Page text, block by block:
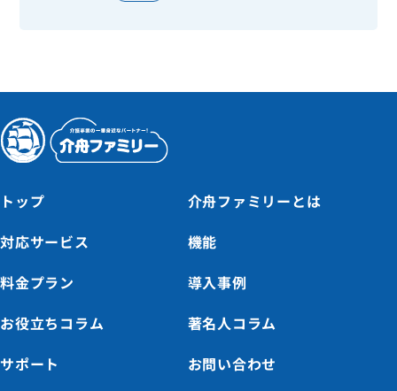
トップ
介舟ファミリーとは
対応サービス
機能
料金プラン
導入事例
お役立ちコラム
著名人コラム
サポート
お問い合わせ